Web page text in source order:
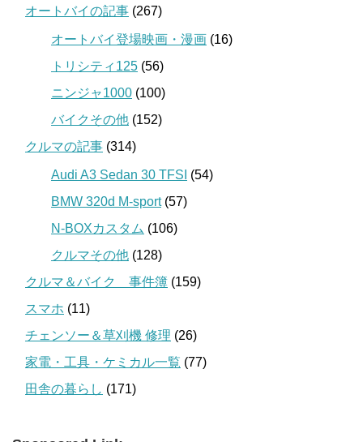
オートバイの記事 (267)
オートバイ登場映画・漫画 (16)
トリシティ125 (56)
ニンジャ1000 (100)
バイクその他 (152)
クルマの記事 (314)
Audi A3 Sedan 30 TFSI (54)
BMW 320d M-sport(57)
N-BOXカスタム (106)
クルマその他 (128)
クルマ＆バイク 事件簿 (159)
スマホ (11)
チェンソー＆草刈機 修理 (26)
家電・工具・ケミカル一覧 (77)
田舎の暮らし (171)